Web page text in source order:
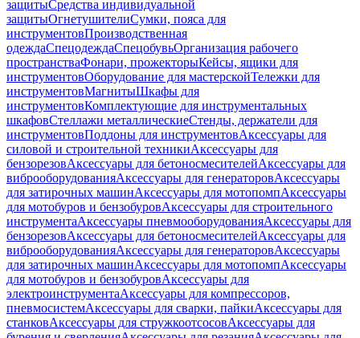
защитыСредства индивидуальной
защитыОгнетушителиСумки, пояса для
инструментовПроизводственная
одеждаСпецодеждаСпецобувьОрганизация рабочего
пространстваФонари, прожекторыКейсы, ящики для
инструментовОборудование для мастерскойТележки для
инструментовМагнитыШкафы для
инструментовКомплектующие для инструментальных
шкафовСтеллажи металлическиеСтенды, держатели для
инструментовПоддоны для инструментовАксессуары для
силовой и строительной техникиАксессуары для
бензорезовАксессуары для бетоносмесителейАксессуары для
виброоборудованияАксессуары для генераторовАксессуары
для затирочных машинАксессуары для мотопомпАксессуары
для мотобуров и бензобуровАксессуары для строительного
инструментаАксессуары пневмооборудованияАксессуары для
бензорезовАксессуары для бетоносмесителейАксессуары для
виброоборудованияАксессуары для генераторовАксессуары
для затирочных машинАксессуары для мотопомпАксессуары
для мотобуров и бензобуровАксессуары для
электроинструментаАксессуары для компрессоров,
пневмосистемАксессуары для сварки, пайкиАксессуары для
станковАксессуары для стружкоотсосовАксессуары для